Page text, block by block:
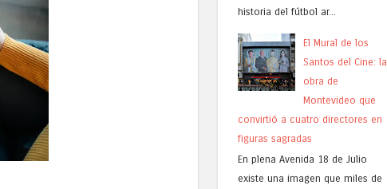
historia del fútbol ar...
El Mural de los
Santos del Cine: la
obra de
Montevideo que
convirtió a cuatro directores en
figuras sagradas
En plena Avenida 18 de Julio
existe una imagen que miles de